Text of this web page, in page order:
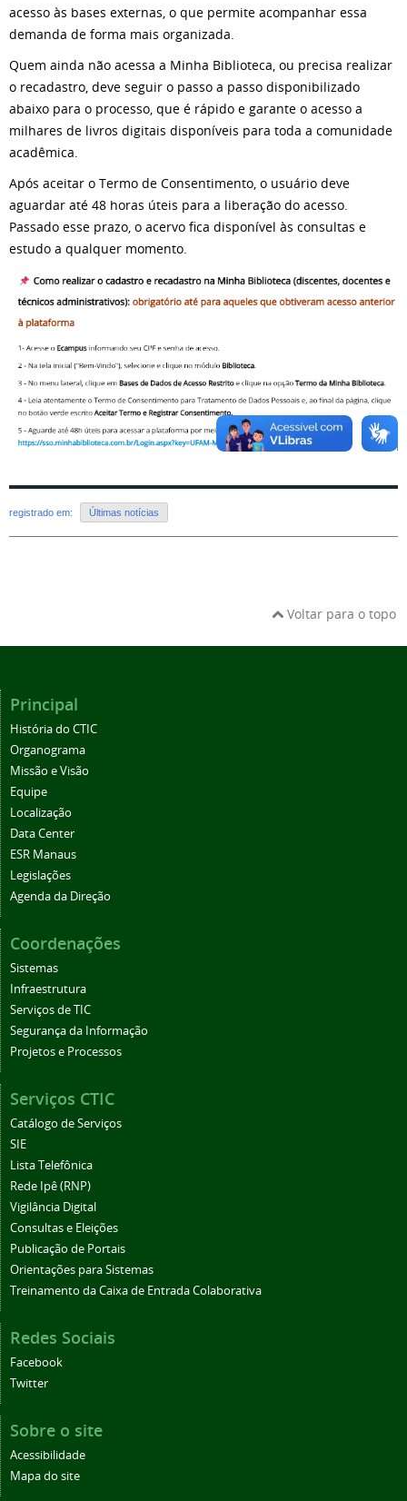
acesso às bases externas, o que permite acompanhar essa
demanda de forma mais organizada.
Quem ainda não acessa a Minha Biblioteca, ou precisa realizar
o recadastro, deve seguir o passo a passo disponibilizado
abaixo para o processo, que é rápido e garante o acesso a
milhares de livros digitais disponíveis para toda a comunidade
acadêmica.
Após aceitar o Termo de Consentimento, o usuário deve
aguardar até 48 horas úteis para a liberação do acesso.
Passado esse prazo, o acervo fica disponível às consultas e
estudo a qualquer momento.
registrado em: Últimas notícias
Voltar para o topo
Principal
História do CTIC
Organograma
Missão e Visão
Equipe
Localização
Data Center
ESR Manaus
Legislações
Agenda da Direção
Coordenações
Sistemas
Infraestrutura
Serviços de TIC
Segurança da Informação
Projetos e Processos
Serviços CTIC
Catálogo de Serviços
SIE
Lista Telefônica
Rede Ipê (RNP)
Vigilância Digital
Consultas e Eleições
Publicação de Portais
Orientações para Sistemas
Treinamento da Caixa de Entrada Colaborativa
Redes Sociais
Facebook
Twitter
Sobre o site
Acessibilidade
Mapa do site